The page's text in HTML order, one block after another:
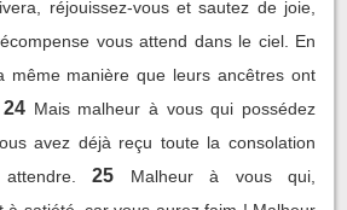
réjouissez-vous et sautez de joie,
vous attend dans le ciel. En
même manière que leurs ancêtres ont
24 Mais malheur à vous qui possédez
avez déjà reçu toute la consolation
25
Malheur à vous qui,